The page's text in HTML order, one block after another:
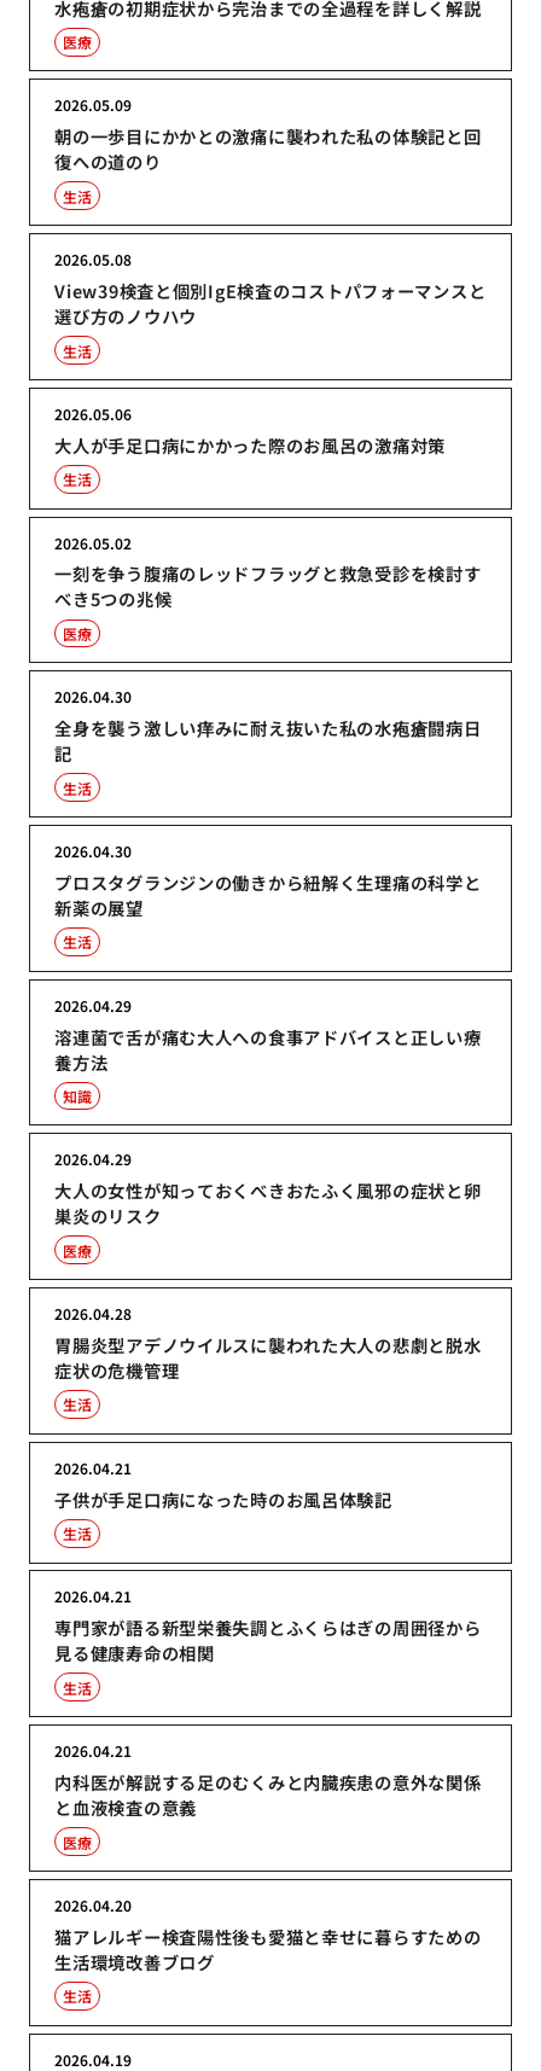
水疱瘡の初期症状から完治までの全過程を詳しく解説
医療
朝の一歩目にかかとの激痛に襲われた私の体験記と回
復への道のり
2026.05.09
生活
View39検査と個別IgE検査のコストパフォーマンスと
選び方のノウハウ
2026.05.08
生活
大人が手足口病にかかった際のお風呂の激痛対策
2026.05.06
生活
一刻を争う腹痛のレッドフラッグと救急受診を検討す
べき5つの兆候
2026.05.02
医療
全身を襲う激しい痒みに耐え抜いた私の水疱瘡闘病日
記
2026.04.30
生活
プロスタグランジンの働きから紐解く生理痛の科学と
新薬の展望
2026.04.30
生活
溶連菌で舌が痛む大人への食事アドバイスと正しい療
養方法
2026.04.29
知識
大人の女性が知っておくべきおたふく風邪の症状と卵
巣炎のリスク
2026.04.29
医療
胃腸炎型アデノウイルスに襲われた大人の悲劇と脱水
症状の危機管理
2026.04.28
生活
子供が手足口病になった時のお風呂体験記
2026.04.21
生活
専門家が語る新型栄養失調とふくらはぎの周囲径から
見る健康寿命の相関
2026.04.21
生活
内科医が解説する足のむくみと内臓疾患の意外な関係
と血液検査の意義
2026.04.21
医療
猫アレルギー検査陽性後も愛猫と幸せに暮らすための
生活環境改善ブログ
2026.04.20
生活
2026.04.19